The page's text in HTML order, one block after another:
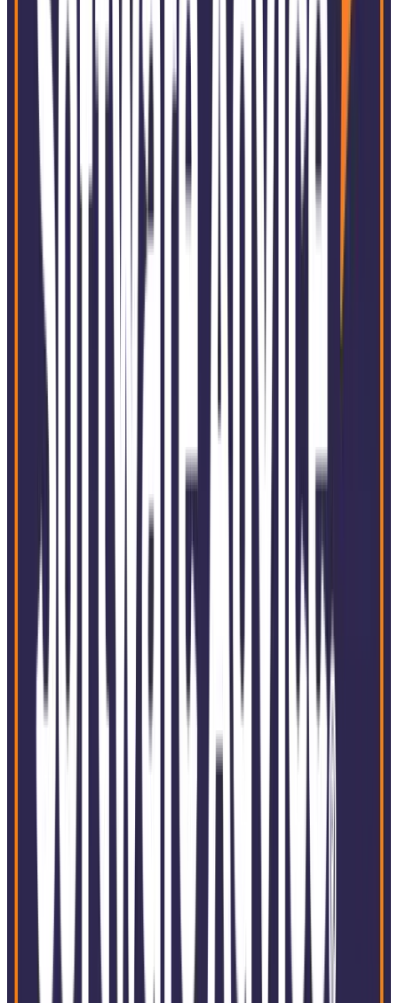
Indústrias
Independentemente do tamanho da empresa ou do setor
de mercado, a SoftExpert oferece a mais completa
solução integrada baseada na web para simplificar e
agilizar a implementação, execução, controle e
monitoramento de múltiplas demandas de aplicações de
negócios.